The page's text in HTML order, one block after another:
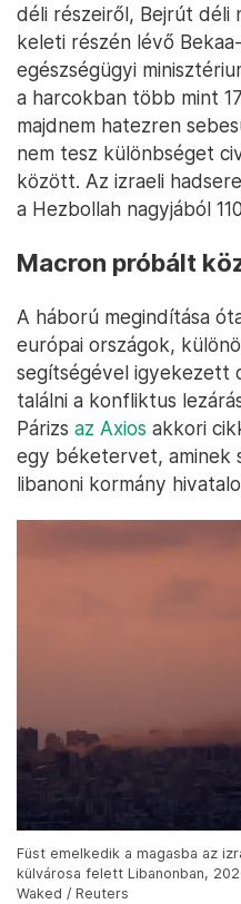
déli részeiről, Bejrút déli
keleti részén lévő
egészségügyi
a harcokban több mint
majdnem hatezren
nem tesz különbséget
között. Az izraeli
a Hezbollah nagyjából
Macron próbált
A háború megindítása
európai országok,
segítségével igyekezett
találni a konfliktus
Párizs az Axios akkori
egy béketervet, aminek
libanoni kormány
Füst emelkedik a magasba az
külvárosa felett Libanonban,
Waked / Reuters